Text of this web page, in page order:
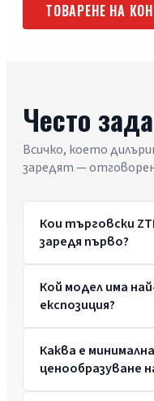
ТОВАРЕНЕ НА
Често
Всичко, което
заредят —
Кои търговски
заредя първо?
Кой модел има
експозиция?
Каква е
ценообразуване